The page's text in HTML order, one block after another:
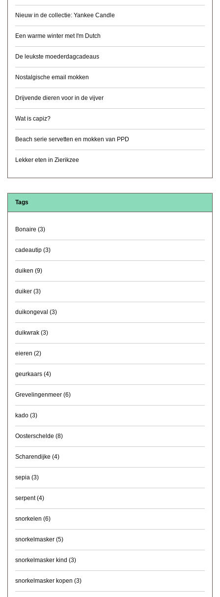
Nieuw in de collectie: Yankee Candle
Een warme winter met I'm Dutch
De leukste moederdagcadeaus
Nostalgische email mokken
Drijvende dieren voor in de vijver
Wat is capiz?
Beach serie servetten en mokken van PPD
Lekker eten in Zierikzee
Tags
Bonaire (3)
cadeautip (3)
duiken (9)
duiker (3)
duikongeval (3)
duikwrak (3)
eieren (2)
geurkaars (4)
Grevelingenmeer (6)
kado (3)
Oosterschelde (8)
Scharendijke (4)
sepia (3)
serpent(4)
snorkelen (6)
snorkelmasker (5)
snorkelmasker kind (3)
snorkelmasker kopen (3)